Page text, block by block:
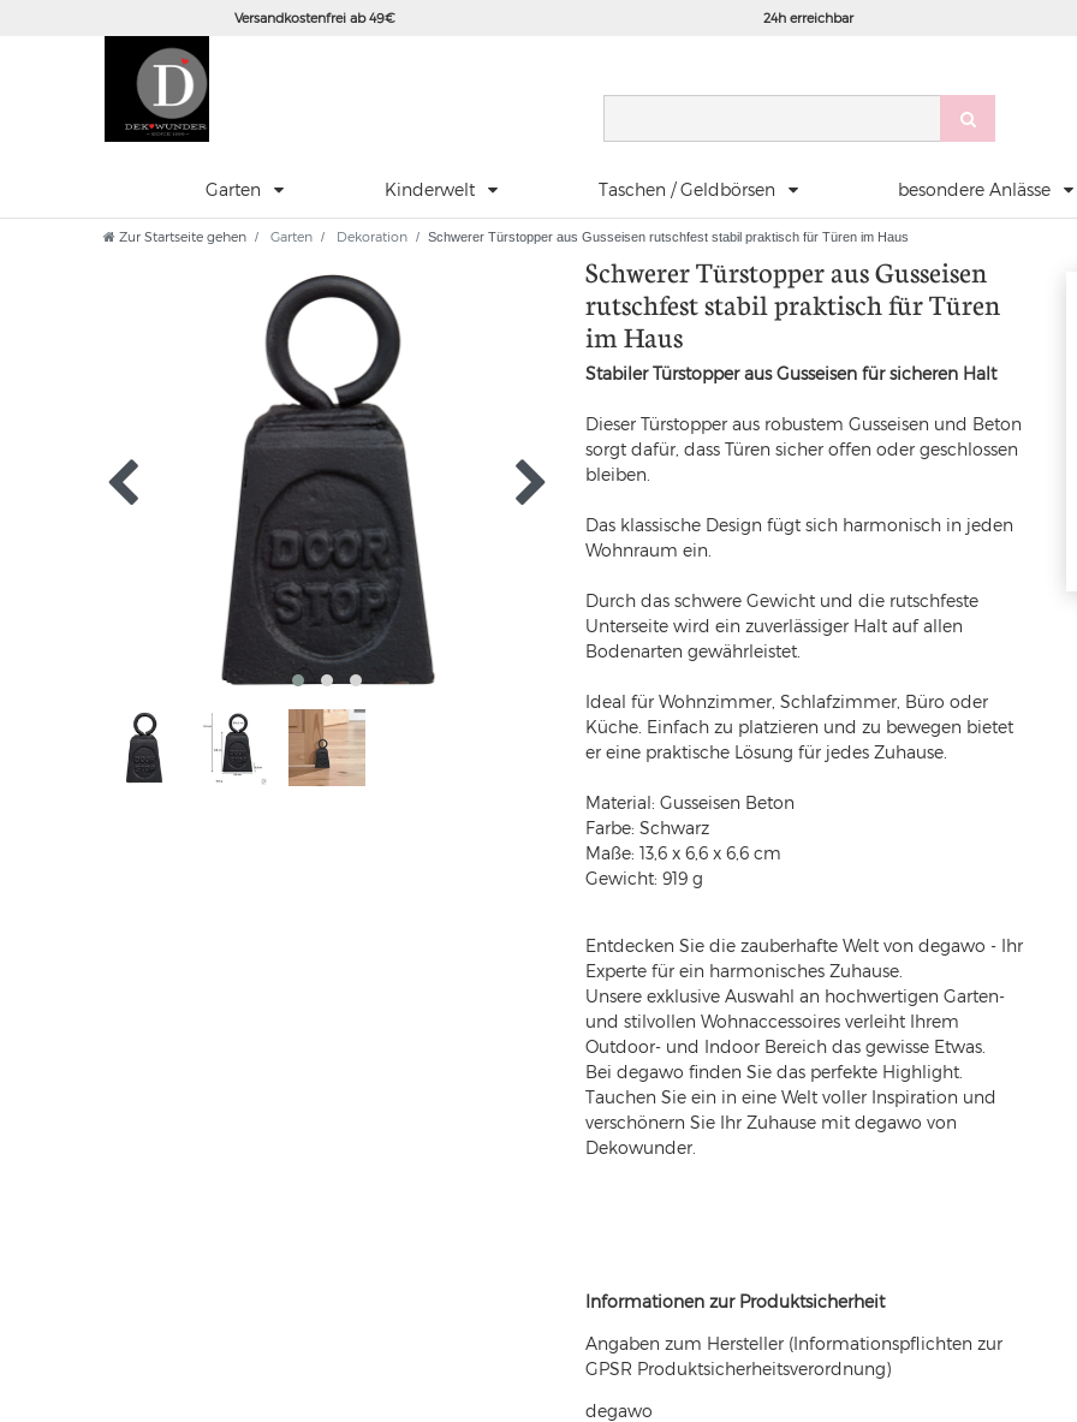
Versandkostenfrei ab 49€ 24h erreichbar
Garten Kinderwelt Taschen / Geldbörsen besondere Anlässe
Zur Startseite gehen Garten Dekoration Schwerer Türstopper aus Gusseisen rutschfest stabil praktisch für Türen im Haus
Schwerer Türstopper aus Gusseisen
rutschfest stabil praktisch für Türen
im Haus
Stabiler Türstopper aus Gusseisen für sicheren Halt
Dieser Türstopper aus robustem Gusseisen und Beton
sorgt dafür, dass Türen sicher offen oder geschlossen
bleiben.
Das klassische Design fügt sich harmonisch in jeden
Wohnraum ein.
Durch das schwere Gewicht und die rutschfeste
Unterseite wird ein zuverlässiger Halt auf allen
Bodenarten gewährleistet.
Ideal für Wohnzimmer, Schlafzimmer, Büro oder
Küche. Einfach zu platzieren und zu bewegen bietet
er eine praktische Lösung für jedes Zuhause.
Material: Gusseisen Beton
Farbe: Schwarz
Maße: 13,6 x 6,6 x 6,6 cm
Gewicht: 919 g
Entdecken Sie die zauberhafte Welt von degawo - Ihr
Experte für ein harmonisches Zuhause.
Unsere exklusive Auswahl an hochwertigen Garten-
und stilvollen Wohnaccessoires verleiht Ihrem
Outdoor- und Indoor Bereich das gewisse Etwas.
Bei degawo finden Sie das perfekte Highlight.
Tauchen Sie ein in eine Welt voller Inspiration und
verschönern Sie Ihr Zuhause mit degawo von
Dekowunder.
Informationen zur Produktsicherheit
Angaben zum Hersteller (Informationspflichten zur
GPSR Produktsicherheitsverordnung)
degawo